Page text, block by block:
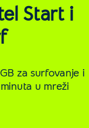
Start i
za surfovanje i
u mreži